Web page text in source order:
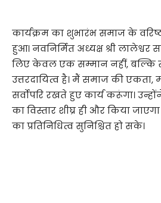
कार्यक्रम का शुभारंभ समाज के
हुआ। नवनिर्मित अध्यक्ष श्री
लिए केवल एक सम्मान नहीं, बल्कि
उत्तरदायित्व है। मैं समाज की एकता,
सर्वोपरि रखते हुए कार्य करूंगा।
का विस्तार शीघ्र ही और किया
का प्रतिनिधित्व सुनिश्चित हो सके।